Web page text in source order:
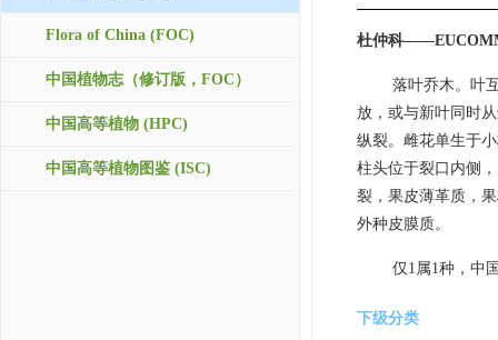
Flora of China (FOC)
中国植物志（修订版，FOC）
中国高等植物 (HPC)
中国高等植物图鉴 (ISC)
杜仲科
落叶乔木。叶
放，或与新叶同时
纵裂。雌花单生于
柱头位于裂口内侧
裂，果皮薄革质，
外种皮膜质。
仅1属1种，中
下级分类